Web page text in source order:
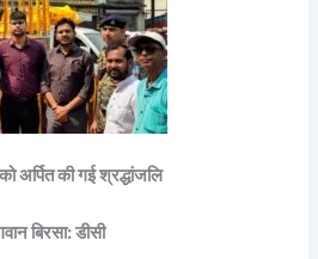
अर्पित की गई श्रद्धांजलि
बिरसा: डीसी